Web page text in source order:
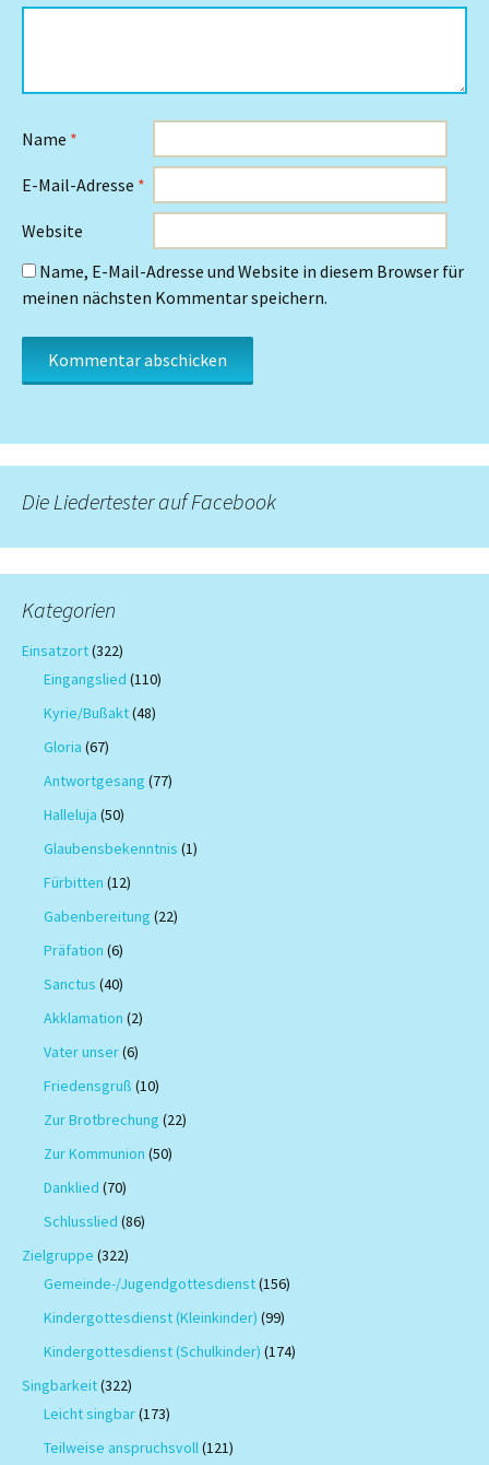
Name *
E-Mail-Adresse *
Website
Name, E-Mail-Adresse und Website in diesem Browser für
meinen nächsten Kommentar speichern.
Die Liedertester auf Facebook
Kategorien
Einsatzort(322)
Eingangslied (110)
Kyrie/Bußakt(48)
Gloria (67)
Antwortgesang (77)
Halleluja (50)
Glaubensbekenntnis (1)
Fürbitten (12)
Gabenbereitung (22)
Präfation (6)
Sanctus (40)
Akklamation (2)
Vater unser(6)
Friedensgruß (10)
Zur Brotbrechung (22)
Zur Kommunion (50)
Danklied (70)
Schlusslied (86)
Zielgruppe (322)
Gemeinde-/Jugendgottesdienst(156)
Kindergottesdienst (Kleinkinder) (99)
Kindergottesdienst (Schulkinder) (174)
Singbarkeit(322)
Leicht singbar(173)
Teilweise anspruchsvoll(121)